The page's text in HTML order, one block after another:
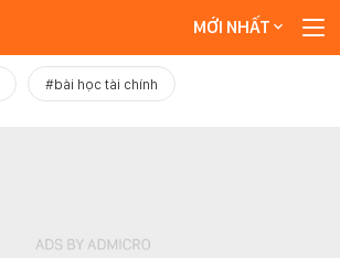
MỚI NHẤT
#bài học tài chính